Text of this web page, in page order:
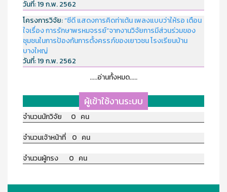
วันที่:19 ก.พ. 2562
โครงการวิจัย:“ซีดี แสดงการคิดท่าเต้น เพลงแบบว่าให้รอ เตือน
ใจเรื่อง การรักษาพรหมจรรย์”จากงานวิจัยการมีส่วนร่วมของ
ชุมชนในการป้องกันการตั้งครรภ์ของเยาวชน โรงเรียนบ้าน
บางใหญ่
วันที่:19 ก.พ. 2562
.....อ่านทั้งหมด.....
ผู้เข้าใช้งานระบบ
จำนวนนักวิจัย 0 คน
จำนวนเจ้าหน้าที่ 0 คน
จำนวนผู้ทรง 0 คน